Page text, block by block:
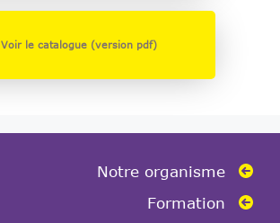
Voir le catalogue (version pdf)
Notre organisme
Formation